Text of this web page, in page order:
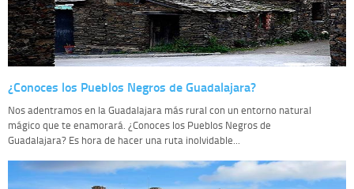
¿Conoces los Pueblos Negros de Guadalajara?
Nos adentramos en la Guadalajara más rural con un entorno natural
mágico que te enamorará. ¿Conoces los Pueblos Negros de
Guadalajara? Es hora de hacer una ruta inolvidable...